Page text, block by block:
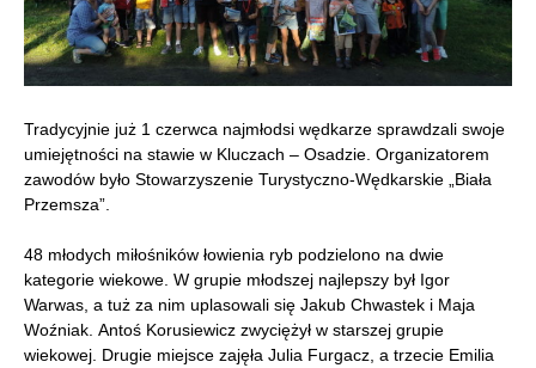
Tradycyjnie już 1 czerwca najmłodsi wędkarze sprawdzali swoje
umiejętności na stawie w Kluczach – Osadzie. Organizatorem
zawodów było Stowarzyszenie Turystyczno-Wędkarskie „Biała
Przemsza”.
48 młodych miłośników łowienia ryb podzielono na dwie
kategorie wiekowe. W grupie młodszej najlepszy był Igor
Warwas, a tuż za nim uplasowali się Jakub Chwastek i Maja
Woźniak. Antoś Korusiewicz zwyciężył w starszej grupie
wiekowej. Drugie miejsce zajęła Julia Furgacz, a trzecie Emilia